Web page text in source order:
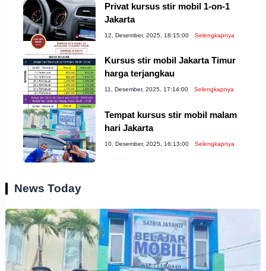
Privat kursus stir mobil 1-on-1
Jakarta
12, Desember, 2025, 18:15:00 Selengkapnya
Kursus stir mobil Jakarta Timur
harga terjangkau
11, Desember, 2025, 17:14:00 Selengkapnya
Tempat kursus stir mobil malam
hari Jakarta
10, Desember, 2025, 16:13:00 Selengkapnya
News Today